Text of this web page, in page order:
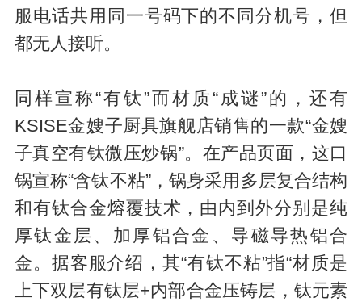
服电话共用同一号码下的不同分机号，但
都无人接听。
同样宣称“有钛”而材质“成谜”的，还有
KSISE金嫂子厨具旗舰店销售的一款“金嫂
子真空有钛微压炒锅”。在产品页面，这口
锅宣称“含钛不粘”，锅身采用多层复合结构
和有钛合金熔覆技术，由内到外分别是纯
厚钛金层、加厚铝合金、导磁导热铝合
金。据客服介绍，其“有钛不粘”指“材质是
上下双层有钛层+内部合金压铸层，钛元素